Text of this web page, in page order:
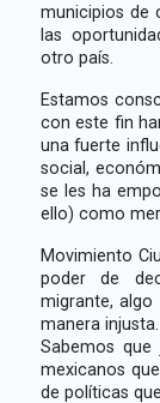
municipios de
las
otro país.
Estamos
con este fin
una fuerte
social,
se les ha
ello) como
Movimiento
poder de
migrante,
manera injusta.
Sabemos
mexicanos
de políticas